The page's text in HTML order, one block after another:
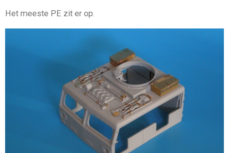
Het meeste PE zit er op.